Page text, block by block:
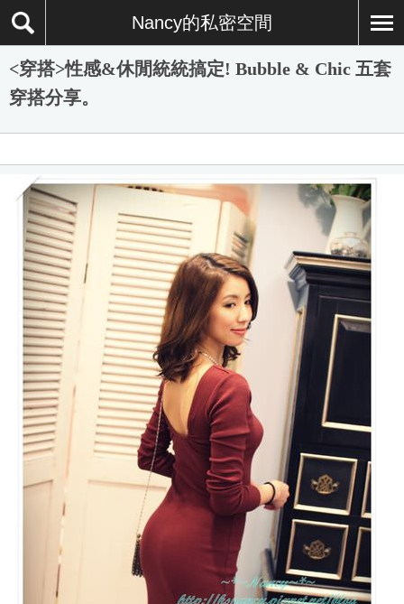
Nancy的私密空間
<穿搭>性感&休閒統統搞定! Bubble & Chic 五套
穿搭分享。